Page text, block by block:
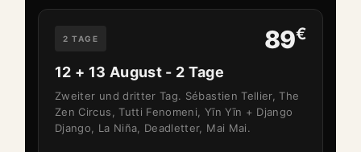
2 TAGE 89€
12 + 13 August - 2 Tage
Zweiter und dritter Tag. Sébastien Tellier, The
Zen Circus, Tutti Fenomeni, Yīn Yīn + Django
Django, La Niña, Deadletter, Mai Mai.